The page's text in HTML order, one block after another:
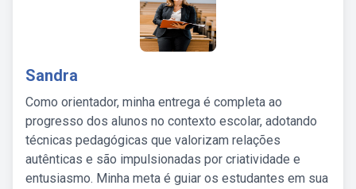
Sandra
Como orientador, minha entrega é completa ao
progresso dos alunos no contexto escolar, adotando
técnicas pedagógicas que valorizam relações
autênticas e são impulsionadas por criatividade e
entusiasmo. Minha meta é guiar os estudantes em sua